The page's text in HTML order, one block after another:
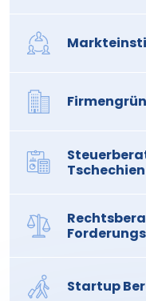
Tschechien
Startup